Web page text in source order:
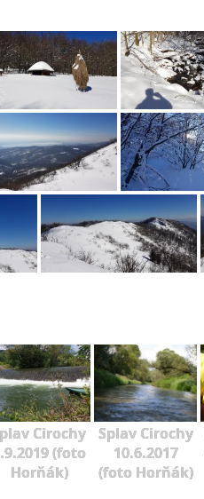
Cirochy
(foto
Horňák)
Splav Cirochy
10.6.2017
(foto Horňák)